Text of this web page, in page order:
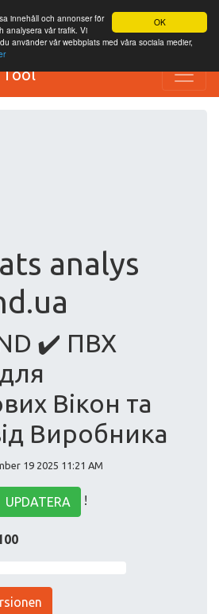
OK
innehåll och annonser för
analysera vår trafik. Vi
använder vår webbplats med våra sociala medier,
Tool
analys
✔️ ПВХ
Вікон та
Виробника
19 2025 11:21 AM
UPDATERA !